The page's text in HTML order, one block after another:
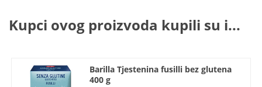
Kupci ovog proizvoda kupili su i...
Barilla Tjestenina fusilli bez glutena
400 g